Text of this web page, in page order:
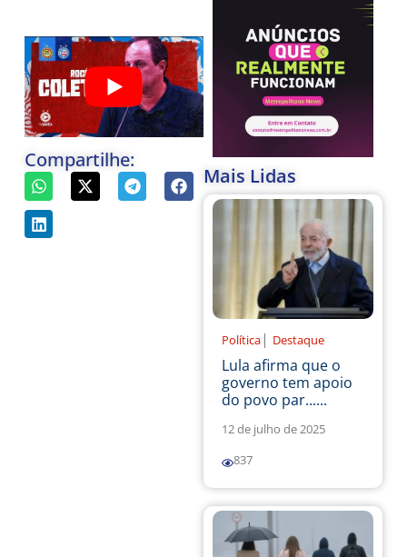
Compartilhe:
Mais Lidas
Política | Destaque
Lula afirma que o
governo tem apoio
do povo par......
12 de julho de 2025
837